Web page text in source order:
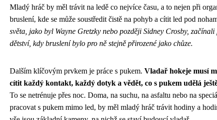
Mladý hráč by měl trávit na ledě co nejvíce času, a to nejen při
bruslení, kde se může soustředit čistě na pohyb a cítit led pod
světa, jako byl Wayne Gretzky nebo později Sidney Crosby,
dětství, kdy bruslení bylo pro ně stejně přirozené jako chůze.
Dalším klíčovým prvkem je práce s pukem. Vladař hokeje musí
cítit každý kontakt, každý dotyk a vědět, co s pukem udělá
To se netrénuje přes noc. Doma, na suchu, na asfaltu nebo na
pracovat s pukem mimo led, by měl mladý hráč trávit hodiny a